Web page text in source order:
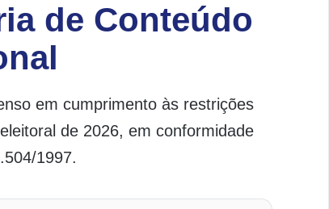
de Conteúdo
em cumprimento às restrições
de 2026, em conformidade
1997.